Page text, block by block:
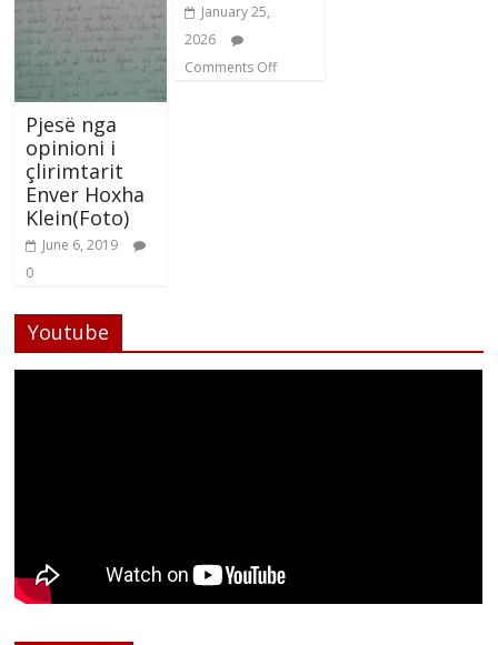
Pjesë nga
opinioni i
çlirimtarit
Enver Hoxha
Klein(Foto)
June 6, 2019
0
January 25,
2026
Comments Off
Youtube